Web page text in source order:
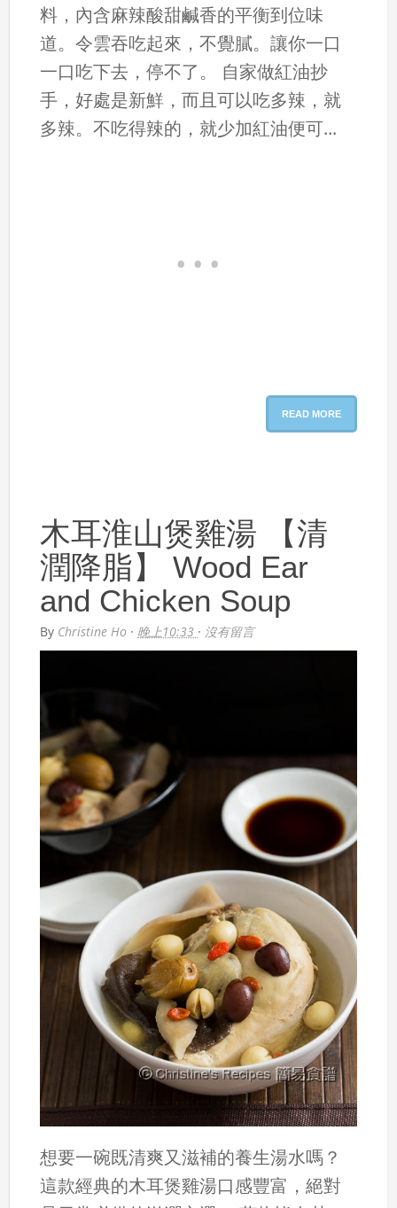
料，內含麻辣酸甜鹹香的平衡到位味
道。令雲吞吃起來，不覺膩。讓你一口
一口吃下去，停不了。 自家做紅油抄
手，好處是新鮮，而且可以吃多辣，就
多辣。不吃得辣的，就少加紅油便可...
READ MORE
木耳淮山煲雞湯 【清
潤降脂】 Wood Ear
and Chicken Soup
By Christine Ho · 晚上10:33 · 沒有留言
想要一碗既清爽又滋補的養生湯水嗎？
這款經典的木耳煲雞湯口感豐富，絕對